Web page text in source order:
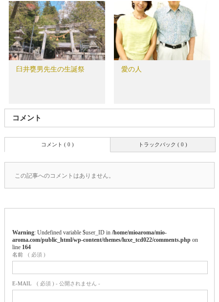
臼井甕男先生の生誕祭 愛の人
コメント
トラックバック ( 0 )
コメント ( 0 )
この記事へのコメントはありません。
Warning : Undefined variable $user_ID in /home/mioaroma/mio-
aroma.com/public_html/wp-content/themes/luxe_tcd022/comments.phpon
line 164
名前 ( 必須 )
E-MAIL ( 必須 ) - 公開されません -